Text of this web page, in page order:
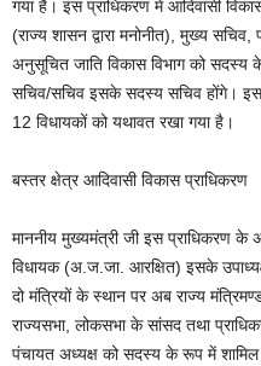
गया है। इस प्राधिकरण में आदिवासी
(राज्य शासन द्वारा मनोनीत), मुख्य
अनुसूचित जाति विकास विभाग को
सचिव/सचिव इसके सदस्य सचिव होंगे।
12 विधायकों को यथावत रखा गया है।
बस्तर क्षेत्र आदिवासी विकास प्राधिकरण
माननीय मुख्यमंत्री जी इस प्राधिकरण के
विधायक (अ.ज.जा. आरक्षित) इसके
दो मंत्रियों के स्थान पर अब राज्य
राज्यसभा, लोकसभा के सांसद तथा
पंचायत अध्यक्ष को सदस्य के रूप में